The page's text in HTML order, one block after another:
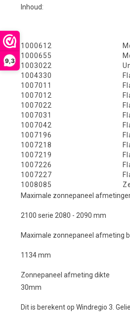
9,3
Inhoud:
1000612
1000655
1003022
1004330
1007011
1007012
1007022
1007031
1007042
1007196
1007218
1007219
1007226
1007227
1008085
Maximale zonnepaneel
2100 serie 2080 - 2090 mm
Maximale zonnepaneel afmeting
1134 mm
Zonnepaneel afmeting dikte
30mm
Dit is berekent op Windregio 3.